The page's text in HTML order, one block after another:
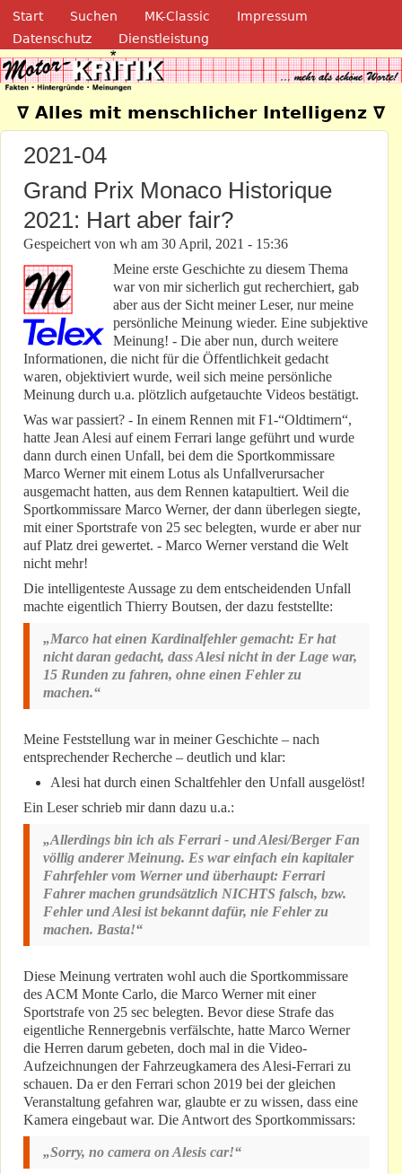
Direkt zum Inhalt
Navigation
Start Suchen MK-Classic
Impressum
Datenschutz
Dienstleistung
Motor-Kritik.de
∇ Alles mit menschlicher Intelligenz ∇
2021-04
Grand Prix Monaco Historique
2021: Hart aber fair?
Gespeichert von wh am 30 April, 2021 - 15:36
Meine erste Geschichte zu diesem Thema
war von mir sicherlich gut recherchiert, gab
aber aus der Sicht meiner Leser, nur meine
persönliche Meinung wieder. Eine subjektive
Meinung! - Die aber nun, durch weitere
Informationen, die nicht für die Öffentlichkeit gedacht
waren, objektiviert wurde, weil sich meine persönliche
Meinung durch u.a. plötzlich aufgetauchte Videos bestätigt.
Was war passiert? - In einem Rennen mit F1-“Oldtimern“,
hatte Jean Alesi auf einem Ferrari lange geführt und wurde
dann durch einen Unfall, bei dem die Sportkommissare
Marco Werner mit einem Lotus als Unfallverursacher
ausgemacht hatten, aus dem Rennen katapultiert. Weil die
Sportkommissare Marco Werner, der dann überlegen siegte,
mit einer Sportstrafe von 25 sec belegten, wurde er aber nur
auf Platz drei gewertet. - Marco Werner verstand die Welt
nicht mehr!
Die intelligenteste Aussage zu dem entscheidenden Unfall
machte eigentlich Thierry Boutsen, der dazu feststellte:
„Marco hat einen Kardinalfehler gemacht: Er hat
nicht daran gedacht, dass Alesi nicht in der Lage war,
15 Runden zu fahren, ohne einen Fehler zu
machen.“
Meine Feststellung war in meiner Geschichte – nach
entsprechender Recherche – deutlich und klar:
Alesi hat durch einen Schaltfehler den Unfall ausgelöst!
Ein Leser schrieb mir dann dazu u.a.:
„Allerdings bin ich als Ferrari - und Alesi/Berger Fan
völlig anderer Meinung. Es war einfach ein kapitaler
Fahrfehler vom Werner und überhaupt: Ferrari
Fahrer machen grundsätzlich NICHTS falsch, bzw.
Fehler und Alesi ist bekannt dafür, nie Fehler zu
machen. Basta!“
Diese Meinung vertraten wohl auch die Sportkommissare
des ACM Monte Carlo, die Marco Werner mit einer
Sportstrafe von 25 sec belegten. Bevor diese Strafe das
eigentliche Rennergebnis verfälschte, hatte Marco Werner
die Herren darum gebeten, doch mal in die Video-
Aufzeichnungen der Fahrzeugkamera des Alesi-Ferrari zu
schauen. Da er den Ferrari schon 2019 bei der gleichen
Veranstaltung gefahren war, glaubte er zu wissen, dass eine
Kamera eingebaut war. Die Antwort des Sportkommissars:
„Sorry, no camera on Alesis car!“